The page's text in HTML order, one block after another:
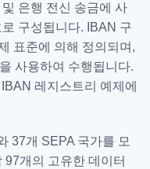
은행 전신 송금에 사
구성됩니다. IBAN 구
표준에 의해 정의되며,
사용하여 수행됩니다.
레지스트리 예제에
37개 SEPA 국가를 모
개의 고유한 데이터